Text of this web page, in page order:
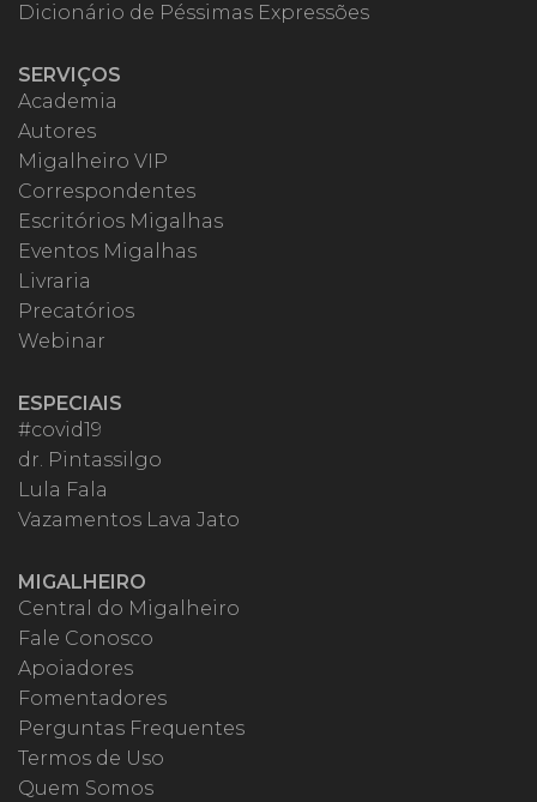
Dicionário de Péssimas Expressões
SERVIÇOS
Academia
Autores
Migalheiro VIP
Correspondentes
Escritórios Migalhas
Eventos Migalhas
Livraria
Precatórios
Webinar
ESPECIAIS
#covid19
dr. Pintassilgo
Lula Fala
Vazamentos Lava Jato
MIGALHEIRO
Central do Migalheiro
Fale Conosco
Apoiadores
Fomentadores
Perguntas Frequentes
Termos de Uso
Quem Somos